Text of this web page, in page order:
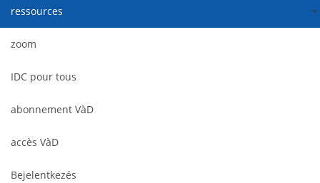
ressources
zoom
IDC pour tous
abonnement VàD
accès VàD
Bejelentkezés